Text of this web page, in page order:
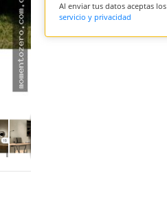
Al enviar tus datos aceptas los
servicio y privacidad